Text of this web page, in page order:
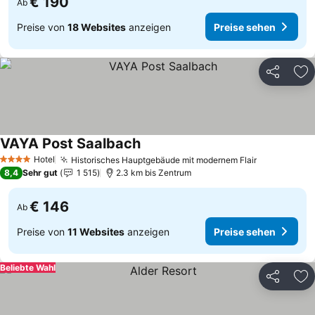
Ab
Preise von 18 Websites anzeigen Preise sehen
Teilen
4 Sterne Hotel Historisches Hauptgebäude mit modernem Flair
VAYA Post Saalbach
8,4 Sehr gut 1 515 2.3 km bis Zentrum
Ab € 146
Preise von 11 Websites anzeigen Preise sehen
Teilen
Beliebte Wahl